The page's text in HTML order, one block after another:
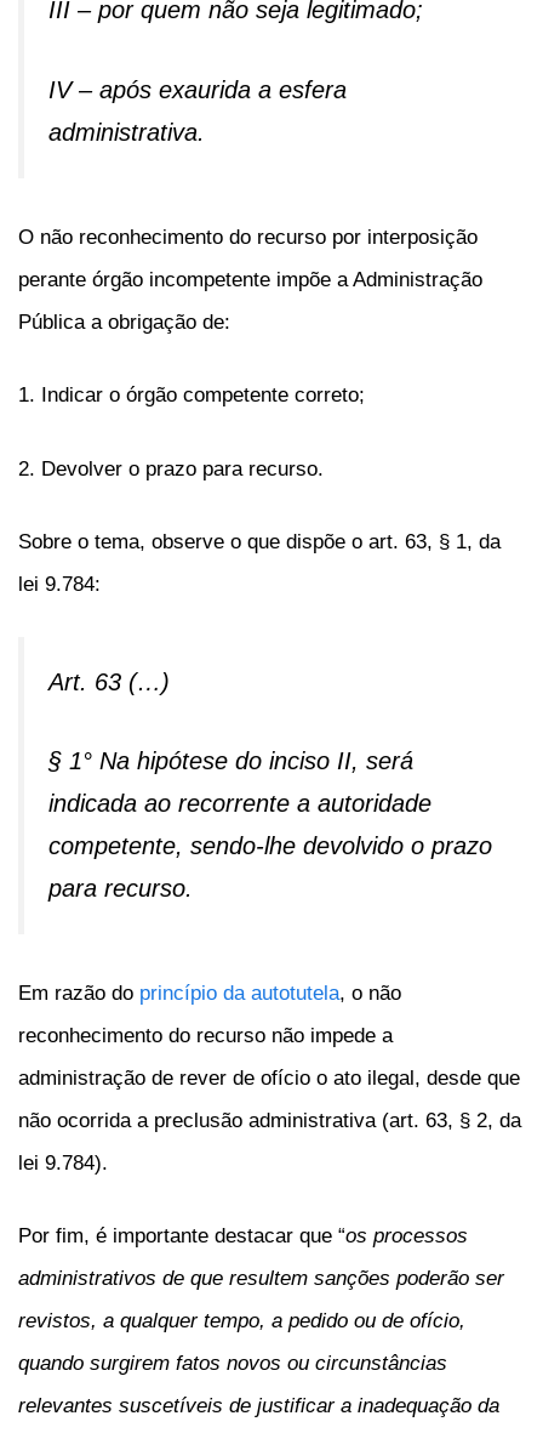
III – por quem não seja legitimado;
IV – após exaurida a esfera
administrativa.
O não reconhecimento do recurso por interposição
perante órgão incompetente impõe a Administração
Pública a obrigação de:
1. Indicar o órgão competente correto;
2. Devolver o prazo para recurso.
Sobre o tema, observe o que dispõe o art. 63, § 1, da
lei 9.784:
Art. 63 (…)
§ 1° Na hipótese do inciso II, será
indicada ao recorrente a autoridade
competente, sendo-lhe devolvido o prazo
para recurso.
Em razão do princípio da autotutela, o não
reconhecimento do recurso não impede a
administração de rever de ofício o ato ilegal, desde que
não ocorrida a preclusão administrativa (art. 63, § 2, da
lei 9.784).
Por fim, é importante destacar que “os processos
administrativos de que resultem sanções poderão ser
revistos, a qualquer tempo, a pedido ou de ofício,
quando surgirem fatos novos ou circunstâncias
relevantes suscetíveis de justificar a inadequação da